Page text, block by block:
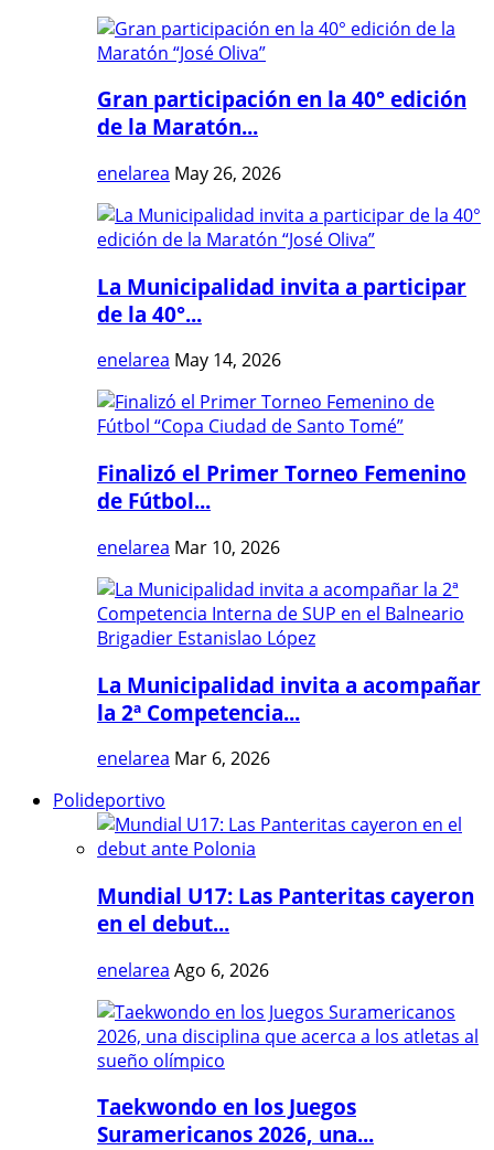
Gran participación en la 40° edición
de la Maratón...
enelarea May 26, 2026
La Municipalidad invita a participar
de la 40°...
enelarea May 14, 2026
Finalizó el Primer Torneo Femenino
de Fútbol...
enelarea Mar 10, 2026
La Municipalidad invita a acompañar
la 2ª Competencia...
enelarea Mar 6, 2026
Polideportivo
Mundial U17: Las Panteritas cayeron
en el debut...
enelarea Ago 6, 2026
Taekwondo en los Juegos
Suramericanos 2026, una...